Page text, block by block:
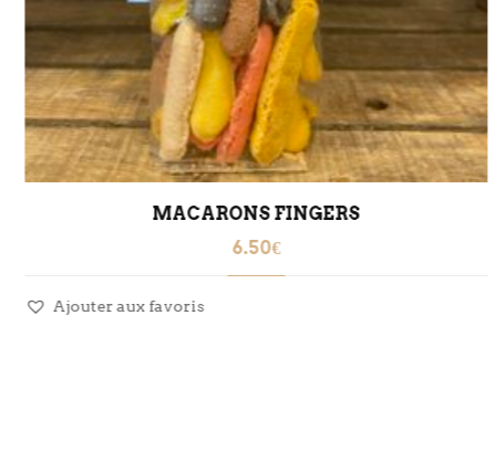
MACARONS FINGERS
6.50€
Ajouter aux favoris